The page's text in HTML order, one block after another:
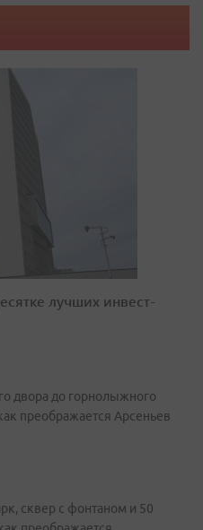
лучших инвест-
двора до горнолыжного
преображается Арсеньев
сквер с фонтаном и 50